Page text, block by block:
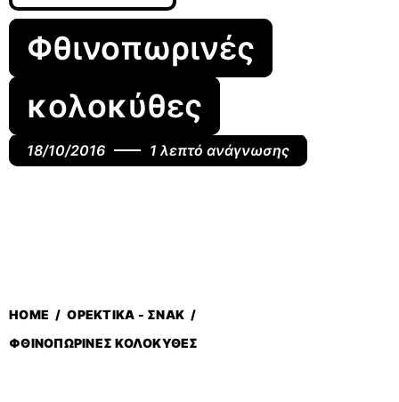
Φθινοπωρινές
κολοκύθες
18/10/2016 1 λεπτό ανάγνωσης
HOME / ΟΡΕΚΤΙΚΆ - ΣΝΆΚ /
ΦΘΙΝΟΠΩΡΙΝΈΣ ΚΟΛΟΚΎΘΕΣ